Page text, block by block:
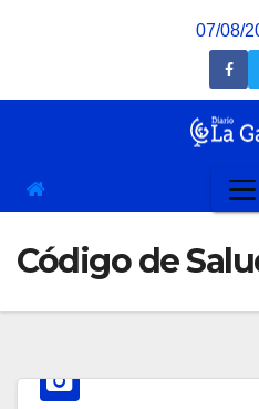
07/08/
Código de